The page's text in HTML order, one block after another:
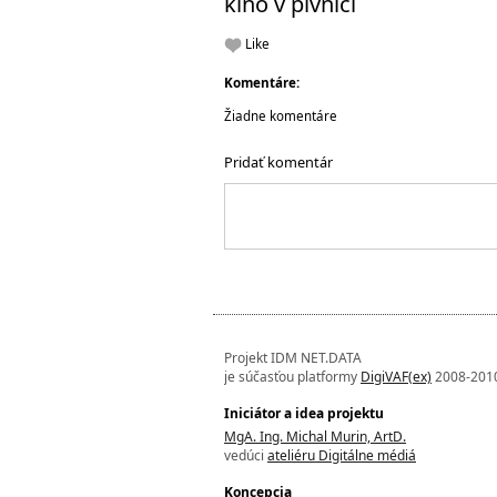
Like
Komentáre:
Žiadne komentáre
Pridať komentár
Projekt IDM NET.DATA
je súčasťou platformy DigiVAF(ex)2008-
Iniciátor a idea projektu
MgA. Ing. Michal Murin, ArtD.
vedúci ateliéru Digitálne médiá
Koncepcia